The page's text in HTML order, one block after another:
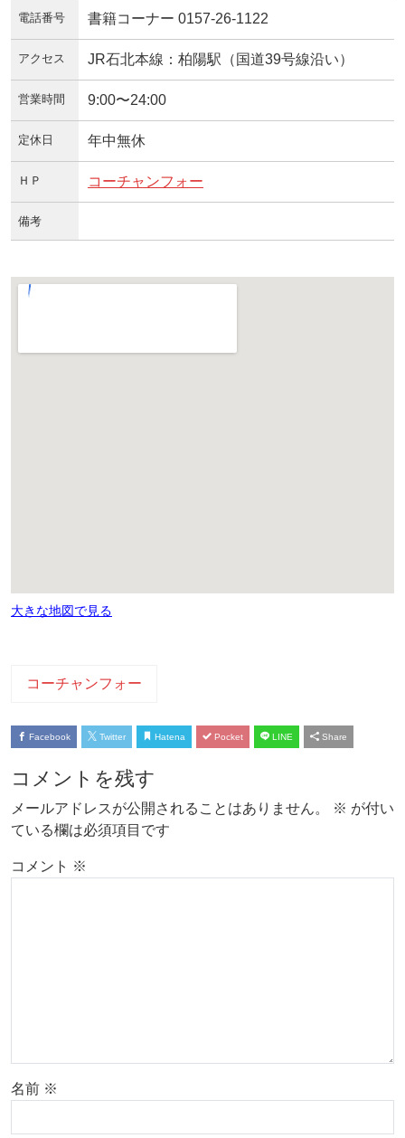
電話番号 書籍コーナー 0157-26-1122
アクセス JR石北本線：柏陽駅（国道39号線沿い）
営業時間 9:00〜24:00
定休日 年中無休
ＨＰ コーチャンフォー
備考
大きな地図で見る
コーチャンフォー
Facebook Twitter Hatena Pocket LINE Share
コメントを残す
メールアドレスが公開されることはありません。 ※ が付い
ている欄は必須項目です
コメント ※
名前 ※